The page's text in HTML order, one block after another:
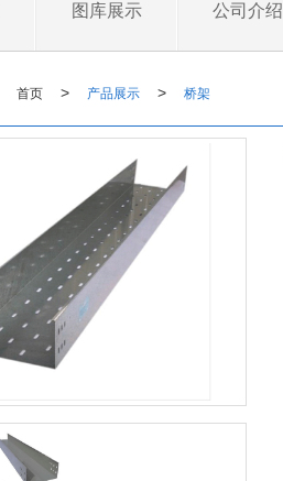
图库展示 公司介绍
首页 > 产品展示 > 桥架